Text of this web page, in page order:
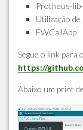
Protheus-
Utilização
FWCallApp
Segue o link
https://
Abaixo um print